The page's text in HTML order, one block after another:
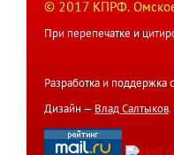
© 2017 КПРФ. Омское
При перепечатке и
Разработка и поддержка
Дизайн — Влад Салтыков.